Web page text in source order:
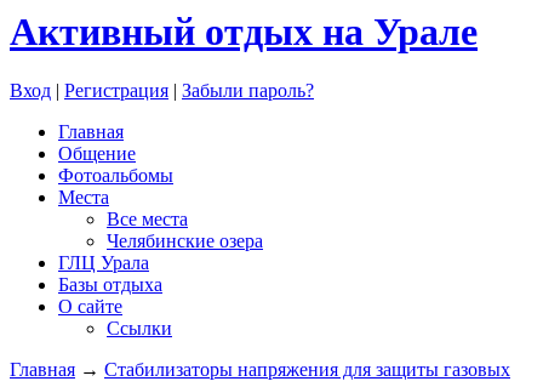
Активный отдых на Урале
Вход | Регистрация | Забыли пароль?
Главная
Общение
Фотоальбомы
Места
Все места
Челябинские озера
ГЛЦ Урала
Базы отдыха
О сайте
Ссылки
Главная → Стабилизаторы напряжения для защиты газовых